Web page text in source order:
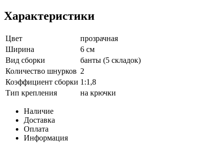
Характеристики
Цвет
прозрачная
Ширина
6 см
Вид сборки
банты (5 складок)
Количество шнурков 2
Коэффициент сборки 1:1,8
Тип крепления
на крючки
Наличие
Доставка
Оплата
Информация